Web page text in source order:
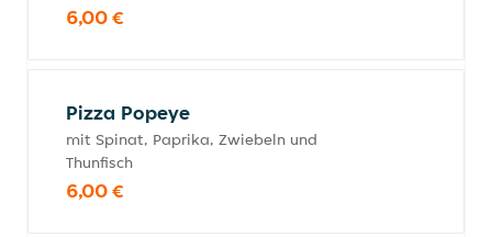
6,00 €
Pizza Popeye
mit Spinat, Paprika, Zwiebeln und
Thunfisch
6,00 €